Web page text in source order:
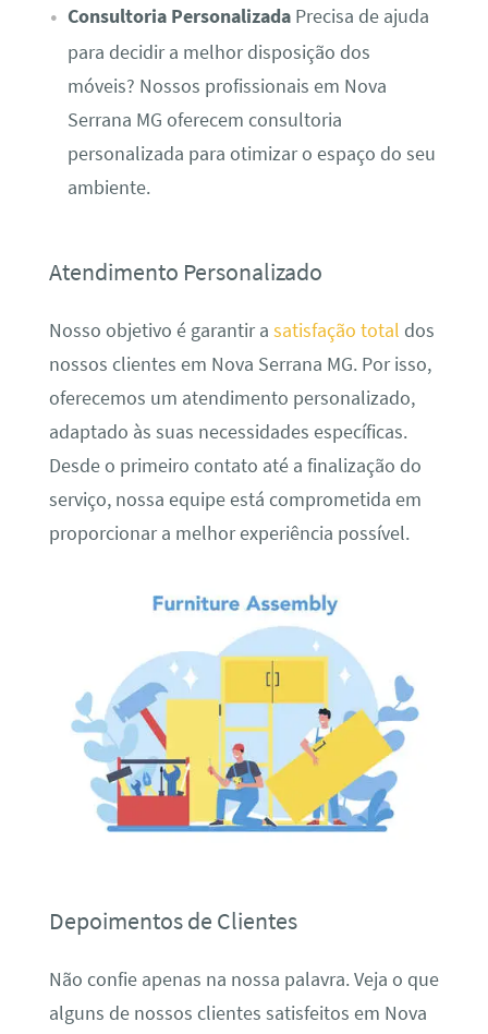
Consultoria PersonalizadaPrecisa de ajuda
para decidir a melhor disposição dos
móveis? Nossos profissionais em Nova
Serrana MG oferecem consultoria
personalizada para otimizar o espaço do seu
ambiente.
Atendimento Personalizado
Nosso objetivo é garantir a satisfação total dos
nossos clientes em Nova Serrana MG. Por isso,
oferecemos um atendimento personalizado,
adaptado às suas necessidades específicas.
Desde o primeiro contato até a finalização do
serviço, nossa equipe está comprometida em
proporcionar a melhor experiência possível.
Depoimentos de Clientes
Não confie apenas na nossa palavra. Veja o que
alguns de nossos clientes satisfeitos em Nova